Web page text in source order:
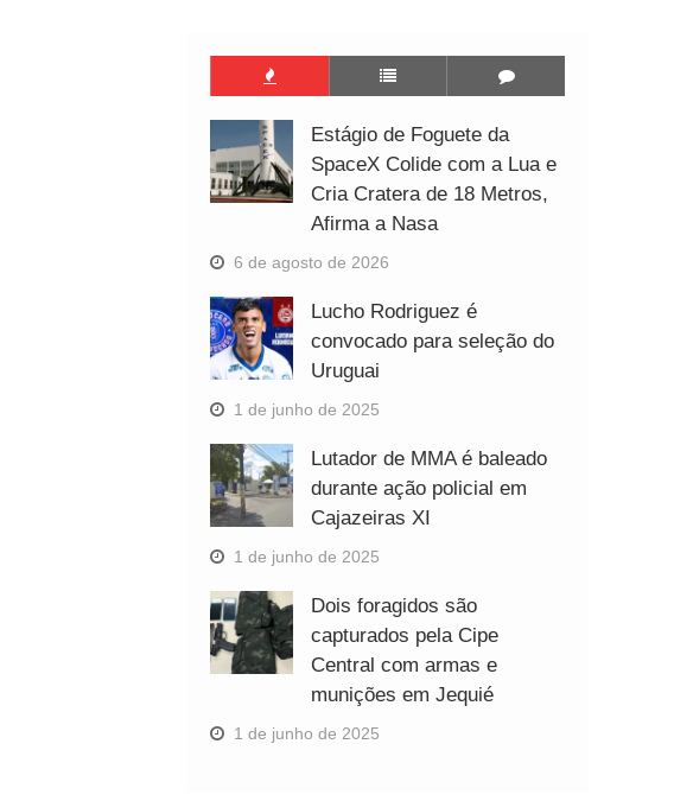
Estágio de Foguete da
SpaceX Colide com a Lua e
Cria Cratera de 18 Metros,
Afirma a Nasa
6 de agosto de 2026
Lucho Rodriguez é
convocado para seleção do
Uruguai
1 de junho de 2025
Lutador de MMA é baleado
durante ação policial em
Cajazeiras XI
1 de junho de 2025
Dois foragidos são
capturados pela Cipe
Central com armas e
munições em Jequié
1 de junho de 2025